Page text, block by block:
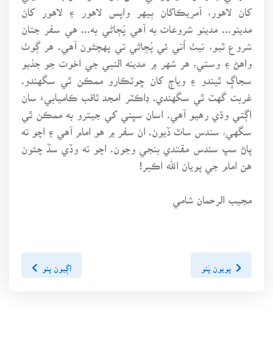
کان لاهور، آمريڪاکان ٻيهر واپس لاهور ۽ لاهور کان
مدينو... مدينو شروعات به آهي پُڄاڻي به... هي سفر جتان
شروع ٿيو، نيٺ اُتي ئي پُڄاڻي تي پهچڻون آهي. هر ڳوٺ
واهڻ ۽ وستي، هر شهر ۾ مدينه النبي جي اخوت جو جذبو
سجاڳ ٿيندو ۽ وياڄ کان ڇوٽڪارو ممڪن ٿي سگهندو.
غربت گهٽ ٿي سگهندي. ڊاڪٽر امجد ثاقب ڪاميابيءَ سان
اڳتي وڌي رهيو آهي. اسان سڀني کي جيترو به ممڪن ٿي
سگهي، سندس ساٿ ڏيون. ان سفر ۾ هو امام آهي ۽ اچو ته
پاڻ سڀ سندس مقتدي بنجي وڃون. اچو ته وڏي سڏ چئون
هن امام جي پويان الله اڪبر!
مجيب الرحمان شامي
پويون پَنو اڳيون پنو